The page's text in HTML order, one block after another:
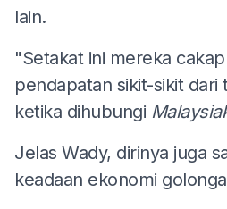
lain.
"Setakat ini mereka
pendapatan sikit-sikit dari
ketika dihubungi
Jelas Wady, dirinya juga
keadaan ekonomi